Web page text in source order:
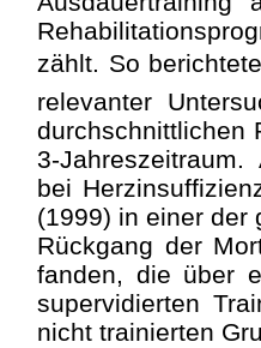
zählt. So
relevanter
durchschnittlichen
3-
bei
(1999) in einer der
Rückgang der
fanden, die über
supervidierten
nicht trainierten